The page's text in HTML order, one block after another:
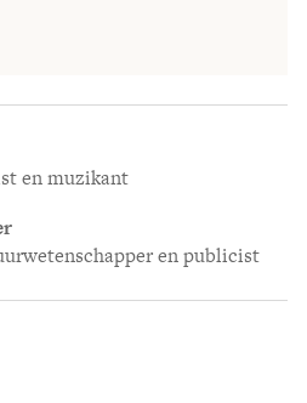
en muzikant
en publicist